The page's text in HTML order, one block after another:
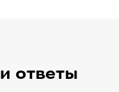
ответы